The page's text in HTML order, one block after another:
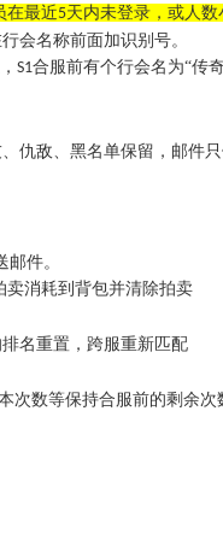
在最近5天内未登录，或人数
名称前面加识别号。
S1合服前有个行会名为“传
敌、黑名单保留，邮件只
件。
卖消耗到背包并清除拍卖
名重置，跨服重新匹配
数等保持合服前的剩余次